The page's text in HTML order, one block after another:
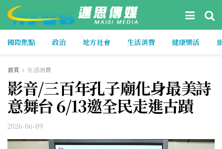
國際焦點 政治 地方社會 生活消費 健康樂活
首頁 生活消費
影音/三百年孔子廟化身最美詩
意舞台 6/13邀全民走進古蹟
2026-06-09